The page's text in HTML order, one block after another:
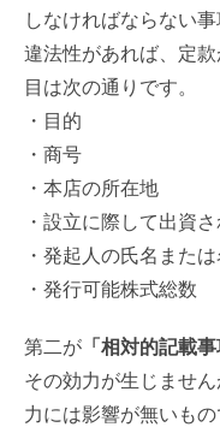
しなければならない
違法性があれば、定
目は次の通りです。
・目的
・商号
・本店の所在地
・設立に際して出資
・発起人の氏名また
・発行可能株式総数
第二が 「相対的記載事
その効力が生じませ
力には影響が無いも